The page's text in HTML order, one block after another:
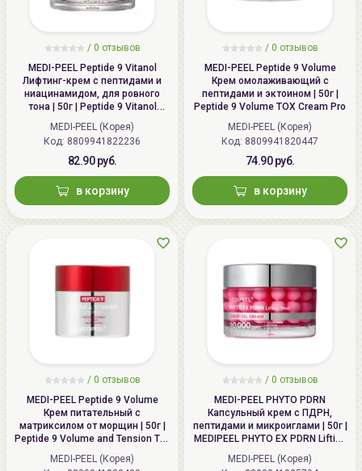
/ 0 отзывов
MEDI-PEEL Peptide 9 Vitanol
Лифтинг-крем с пептидами и
ниацинамидом, для ровного
тона | 50г | Peptide 9 Vitanol
Cream Pro
MEDI-PEEL (Корея)
Код: 8809941822236
82.90 руб.
в корзину
/ 0 отзывов
MEDI-PEEL Peptide 9 Volume
Крем омолаживающий с
пептидами и эктоином | 50г |
Peptide 9 Volume TOX Cream Pro
MEDI-PEEL (Корея)
Код: 8809941820447
74.90 руб.
в корзину
/ 0 отзывов
MEDI-PEEL Peptide 9 Volume
Крем питательный с
матриксилом от морщин | 50г |
Peptide 9 Volume and Tension Tox
Cream Pro
MEDI-PEEL (Корея)
/ 0 отзывов
MEDI-PEEL PHYTO PDRN
Капсульный крем с ПДРН,
пептидами и микроиглами | 50г |
MEDIPEEL PHYTO EX PDRN Lifting
Shot Drop Gel Cream
MEDI-PEEL (Корея)